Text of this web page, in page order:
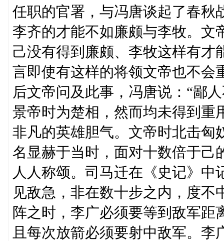
任职的官署，与冯唐谈起了春秋
李齐的才能不如廉颇与李牧。文
己没有得到廉颇、李牧这样有才
言即使有这样的将领文帝也不会
后文帝问及此事，冯唐说：“鄙
景帝时为楚相，然而均未得到
非凡的英雄胆气。文帝时北击匈
名显赫于当时，面对十数倍于己
人人称颂。司马迁在《史记》
见敌急，非在数十步之内，度
阵之时，李广必须要等到敌军距
且每次放箭必须要射中敌军。